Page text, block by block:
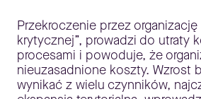
Przekroczenie przez
krytycznej”, prowadzi do utraty
procesami i powoduje, że
nieuzasadnione koszty. Wzrost
wynikać z wielu czynników,